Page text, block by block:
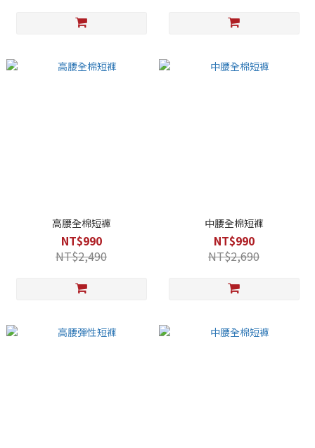
高腰全棉短褲
NT$990
NT$2,490
中腰全棉短褲
NT$990
NT$2,690